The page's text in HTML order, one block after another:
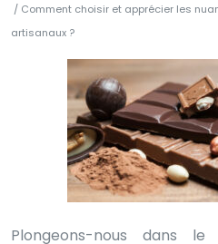
/ Comment choisir et apprécier les
artisanaux ?
Plongeons-nous dans le